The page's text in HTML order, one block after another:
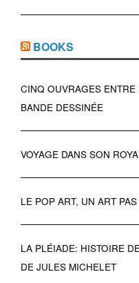
BOOKS
CINQ OUVRAGES
BANDE DESSINÉE
VOYAGE DANS SON
LE POP ART, UN ART
LA PLÉIADE: HISTOIRE
DE JULES MICHELET